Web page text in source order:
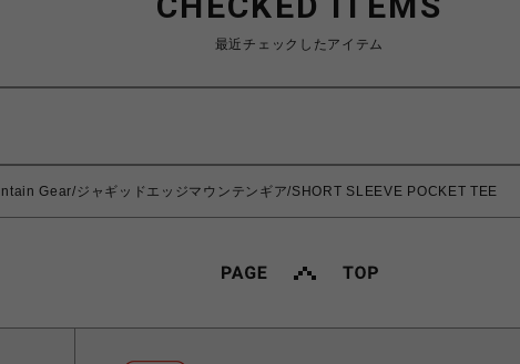
最近チェックしたアイテム
Gear/ジャギッドエッジマウンテンギア/SHORT SLEEVE POCKET TEE